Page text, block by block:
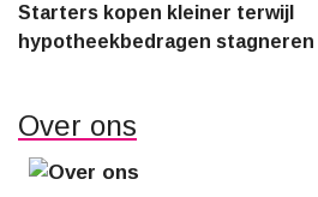
Starters kopen kleiner terwijl
hypotheekbedragen stagneren
Over ons